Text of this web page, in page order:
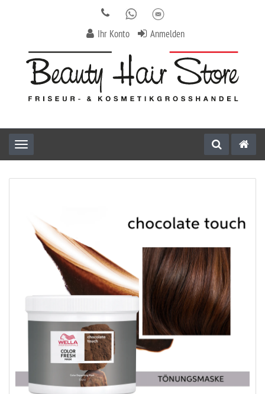
Ihr Konto Anmelden
Toggle navigation